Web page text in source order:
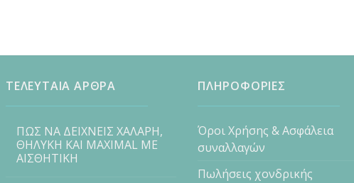
ΤΕΛΕΥΤΑΙΑ ΑΡΘΡΑ
ΠΩΣ ΝΑ ΔΕΙΧΝΕΙΣ ΧΑΛΑΡΗ,
ΘΗΛΥΚΗ ΚΑΙ MAXIMAL ΜΕ
ΑΙΣΘΗΤΙΚΗ
ΠΛΗΡΟΦΟΡΙΕΣ
Όροι Χρήσης & Ασφάλεια
συναλλαγών
Πωλήσεις χονδρικής